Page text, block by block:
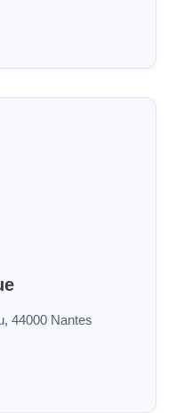
44000 Nantes